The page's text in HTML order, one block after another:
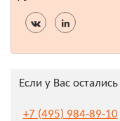
Если у Вас
+7 (495) 984-89-10